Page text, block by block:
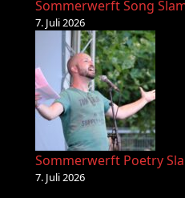
Sommerwerft Song
7. Juli 2026
Sommerwerft Poetry
7. Juli 2026